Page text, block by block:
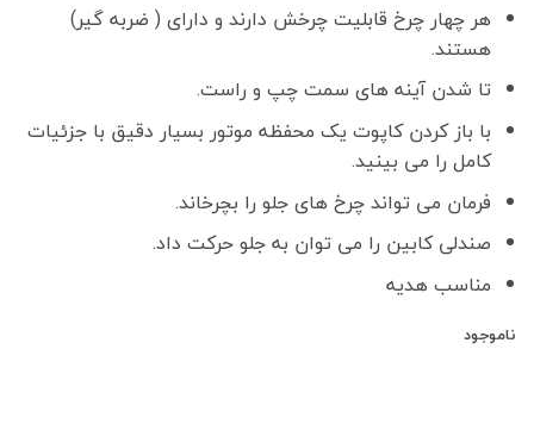
هر چهار چرخ قابلیت چرخش دارند و دارای ( ضربه گیر)
هستند.
تا شدن آینه های سمت چپ و راست.
با باز کردن کاپوت یک محفظه موتور بسیار دقیق با جزئیات
کامل را می بینید.
فرمان می تواند چرخ های جلو را بچرخاند.
صندلی کابین را می توان به جلو حرکت داد.
مناسب هدیه
ناموجود